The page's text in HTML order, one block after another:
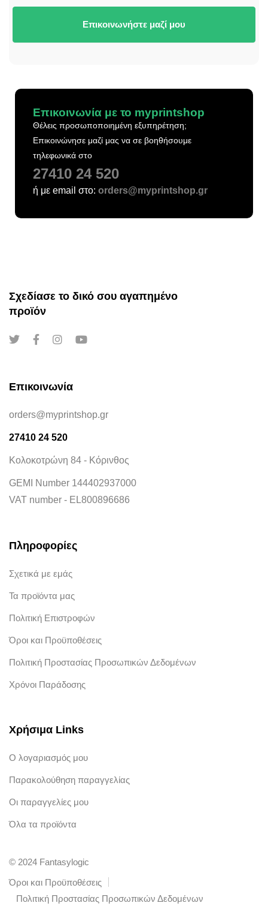
Επικοινωνήστε μαζί μου
Επικοινωνία με το myprintshop
Θέλεις προσωποποιημένη εξυπηρέτηση;
Επικοινώνησε μαζί μας να σε βοηθήσουμε
τηλεφωνικά στο
27410 24 520
ή με email στο: orders@myprintshop.gr
Σχεδίασε το δικό σου αγαπημένο
προϊόν
Επικοινωνία
orders@myprintshop.gr
27410 24 520
Κολοκοτρώνη 84 - Κόρινθος
GEMI Number 144402937000
VAT number - EL800896686
Πληροφορίες
Σχετικά με εμάς
Τα προϊόντα μας
Πολιτική Επιστροφών
Όροι και Προϋποθέσεις
Πολιτική Προστασίας Προσωπικών Δεδομένων
Χρόνοι Παράδοσης
Χρήσιμα Links
Ο λογαριασμός μου
Παρακολούθηση παραγγελίας
Οι παραγγελίες μου
Όλα τα προϊόντα
© 2024 Fantasylogic
Όροι και Προϋποθέσεις
Πολιτική Προστασίας Προσωπικών Δεδομένων